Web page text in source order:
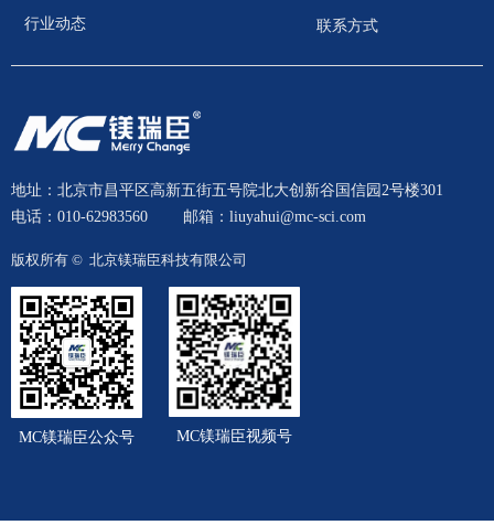
行业动态 联系方式
版权所有 © 北京镁瑞臣科技有限公司
地址：北京市昌平区高新五街五号院北大创新谷国信园2号楼301
电话：010-62983560 邮箱：liuyahui@mc-sci.com
MC镁瑞臣公众号 MC镁瑞臣视频号